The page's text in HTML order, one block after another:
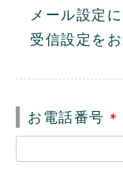
メール設定
受信設定を
お電話番号
(